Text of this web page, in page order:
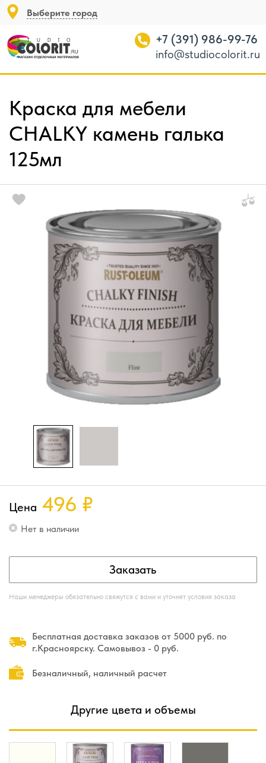
Выберите город
+7 (391) 986-99-76
info@studiocolorit.ru
Краска для мебели
CHALKY камень галька
125мл
Цена 496 ₽
Нет в наличии
Заказать
Наши менеджеры обязательно свяжутся с вами и уточнят условия заказа
Бесплатная доставка заказов от 5000 руб. по
г.Красноярску. Самовывоз - 0 руб.
Безналичный, наличный расчет
Другие цвета и объемы